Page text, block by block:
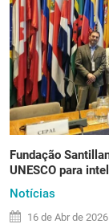
Fundação
UNESCO para
Notícias
16 de Abr de 2026